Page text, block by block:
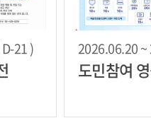
21 ) 2026.06.20 ~
도민참여